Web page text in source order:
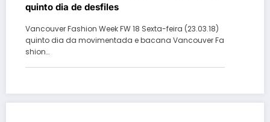
quinto dia de desfiles
Vancouver Fashion Week FW 18 Sexta-feira (23.03.18)
quinto dia da movimentada e bacana Vancouver Fa
shion…